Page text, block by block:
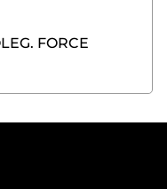
FORCE